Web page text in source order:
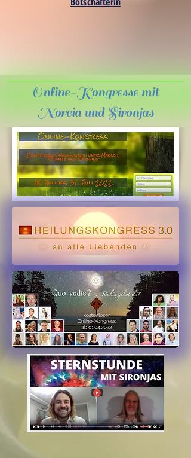
Online-Kongresse mit
Noreia und Sironjas